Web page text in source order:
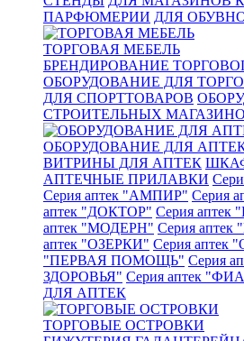
ПАРФЮМЕРИИ ДЛЯ
ТОРГОВАЯ МЕБЕЛЬ
БРЕНДИРОВАНИЕ
ОБОРУДОВАНИЕ ДЛЯ
ДЛЯ СПОРТТОВАРОВ
СТРОИТЕЛЬНЫХ
ОБОРУДОВАНИЕ ДЛЯ
ВИТРИНЫ ДЛЯ АПТЕК
АПТЕЧНЫЕ ПРИЛАВКИ
Серия аптек "АМПИР" Серия
аптек "ДОКТОР" Серия
аптек "МОДЕРН" Серия
аптек "ОЗЕРКИ" Серия аптек
"ПЕРВАЯ ПОМОЩЬ" Серия
ЗДОРОВЬЯ" Серия аптек
ДЛЯ АПТЕК
ТОРГОВЫЕ ОСТРОВКИ